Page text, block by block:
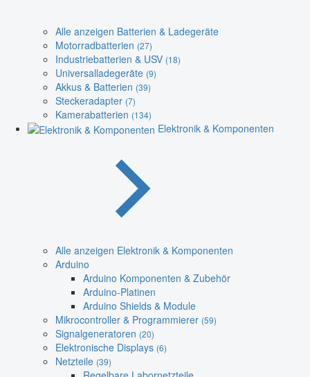
Alle anzeigen Batterien & Ladegeräte
Motorradbatterien (27)
Industriebatterien & USV (18)
Universalladegeräte (9)
Akkus & Batterien (39)
Steckeradapter (7)
Kamerabatterien (134)
Elektronik & Komponenten
Alle anzeigen Elektronik & Komponenten
Arduino
Arduino Komponenten & Zubehör
Arduino-Platinen
Arduino Shields & Module
Mikrocontroller & Programmierer (59)
Signalgeneratoren (20)
Elektronische Displays (6)
Netzteile (39)